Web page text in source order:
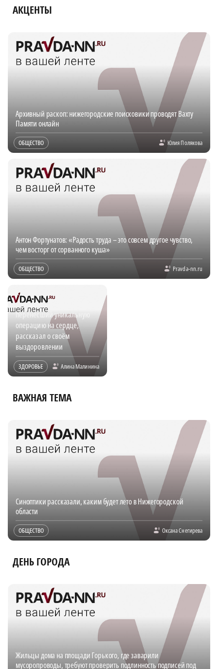
АКЦЕНТЫ
Архивный раскоп: нижегородские поисковики проводят Вахту
Памяти онлайн
ОБЩЕСТВО Юлия Полякова
Антон Фортунатов: «Радость труда – это совсем другое чувство,
чем восторг от сорванного куша»
ОБЩЕСТВО Pravda-nn.ru
«Я такое раньше только в
кино видел»: нижегородец,
перенесший уникальную
операцию на сердце,
рассказал о своём
выздоровлении
ЗДОРОВЬЕ Алина Малинина
ВАЖНАЯ ТЕМА
Синоптики рассказали, каким будет лето в Нижегородской
области
ОБЩЕСТВО Оксана Снегирева
ДЕНЬ ГОРОДА
Жильцы дома на площади Горького, где заварили
мусоропроводы, требуют проверить подлинность подписей под